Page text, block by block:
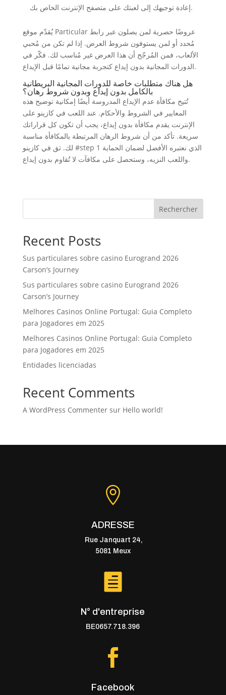
إعادة توجيهك إلى لعبتك على متصفح الإنترنت الخاص بك.
يُقدّم موقع Particular عروضًا حصرية لمن يصلون عبر رابط
مُحدد أو لمن يستوفون شروط العرض. إذا لم تكن من مُحبي
الألعاب، فمن المُرجّح أن هذا العرض غير مُناسب لك. فكّر في
الدورات المجانية بدون إيداع كتجربة مجانية تمامًا قبل الإيداع.
هل هناك متطلبات خاصة للدورات المجانية البريطانية
بالكامل بدون إيداع وبدون شروط رهان؟
تُتيح مكافأة عدم الإيداع المدروسة أيضًا إمكانية توضيح هذه
المعايير في الشروط والأحكام. عند اللعب في كازينو على
الإنترنت يقدم مكافأة بدون إيداع، يجب أن تكون كل قراراتك
سريعة. تأكد من أن شروط الرهان المرتبطة بالمكافأة مناسبة
لك. ثق في كازينو #step 1 الذي نعتبره الأفضل لضمان الحماية
واللعب النزيه، وستحصل على مكافآت لا تُقاوم بدون إيداع.
Rechercher
Recent Posts
Sus particulares sobre casino Eurogrand 2026
Carson’s Journey
Sus particulares sobre casino Eurogrand 2026
Carson’s Journey
Melhores Casinos Online Portugal: Guia Completo
para Jogadores em 2025
Melhores Casinos Online Portugal: Guia Completo
para Jogadores em 2025
Entidades licenciadas
Recent Comments
A WordPress Commentersur Hello world!

ADRESSE
Rue Janquart 24,
5081 Meux

N° d'entreprise
BE0657.718.396

Facebook